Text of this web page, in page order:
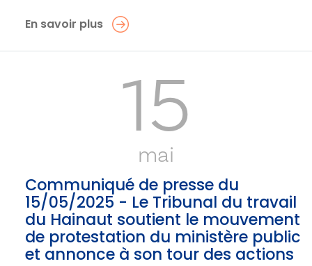
En savoir plus
15
mai
Communiqué de presse du
15/05/2025 - Le Tribunal du travail
du Hainaut soutient le mouvement
de protestation du ministère public
et annonce à son tour des actions